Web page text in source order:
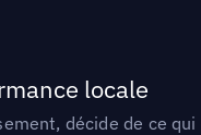
locale
décide de ce